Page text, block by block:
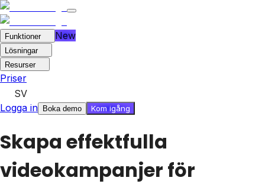
Funktioner New
Lösningar
Resurser
Priser
SV
Logga in
Boka demo Kom igång
Skapa effektfulla
videokampanjer för